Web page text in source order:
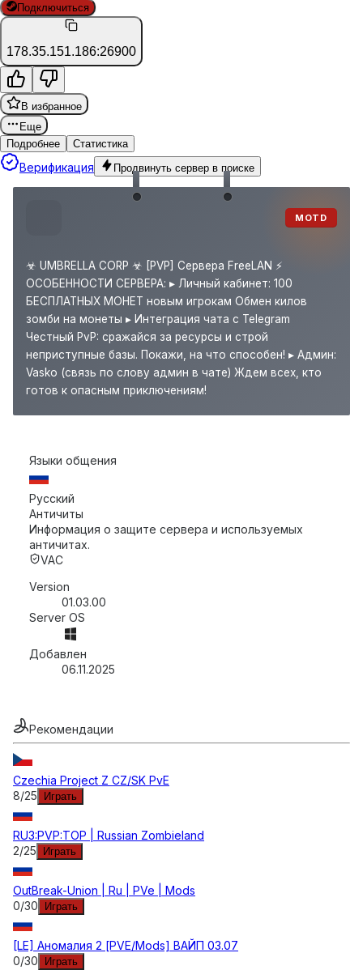
Подключиться
178.35.151.186:26900
В избранное
Еще
Подробнее
Статистика
Верификация Продвинуть сервер в поиске
MOTD
☣ UMBRELLA CORP ☣ [PVP] Сервера FreeLAN ⚡
ОСОБЕННОСТИ СЕРВЕРА: ▸ Личный кабинет: 100
БЕСПЛАТНЫХ МОНЕТ новым игрокам Обмен килов
зомби на монеты ▸ Интеграция чата с Telegram
Честный PvP: сражайся за ресурсы и строй
неприступные базы. Покажи, на что способен! ▸ Админ:
Vasko (связь по слову админ в чате) Ждем всех, кто
готов к опасным приключениям!
Языки общения
Русский
Античиты
Информация о защите сервера и используемых
античитах.
VAC
Version
01.03.00
Server OS
Добавлен
06.11.2025
Рекомендации
Czechia Project Z CZ/SK PvE
8/25 Играть
RU3:PVP:TOP | Russian Zombieland
2/25 Играть
OutBreak-Union | Ru | PVe | Mods
0/30 Играть
[LE] Аномалия 2 [PVE/Mods] ВАЙП 03.07
0/30 Играть